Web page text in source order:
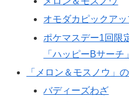
オモダカピックア
ポケマスデー1回限
「ハッピーBサーチ」
「メロン＆モスノウ」
バディーズわざ